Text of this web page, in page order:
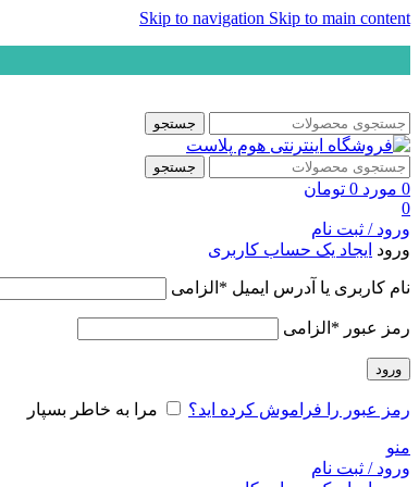
Skip to navigation Skip to main content
جستجو
جستجو
0 مورد 0 تومان
0
ورود / ثبت نام
ورود ایجاد یک حساب کاربری
نام کاربری یا آدرس ایمیل * الزامی
رمز عبور * الزامی
ورود
رمز عبور را فراموش کرده اید؟ مرا به خاطر بسپار
منو
ورود / ثبت نام